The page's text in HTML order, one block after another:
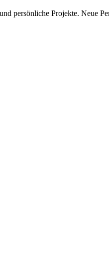
persönliche Projekte. Neue